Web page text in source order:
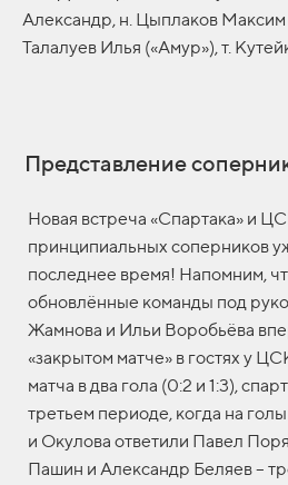
Александр, н. Цыплаков
Талалуев Илья («Амур»), т.
Представление
Новая встреча «Спартака» и
принципиальных соперников
последнее время! Напомним,
обновлённые команды под
Жамнова и Ильи Воробьёва
«закрытом матче» в гостях у
матча в два гола (0:2 и 1:3),
третьем периоде, когда на
и Окулова ответили Павел
Пашин и Александр Беляев –